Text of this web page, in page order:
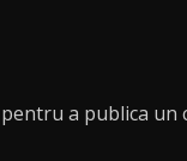
pentru a publica un